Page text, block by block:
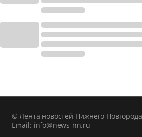
© Лента новостей Нижнего Новгорода
Email: info@news-nn.ru